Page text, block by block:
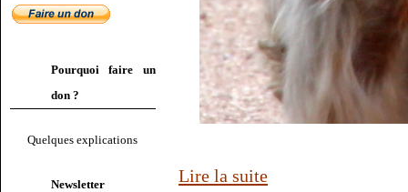
Pourquoi faire un
don ?
Quelques explications
Newsletter Lire la suite